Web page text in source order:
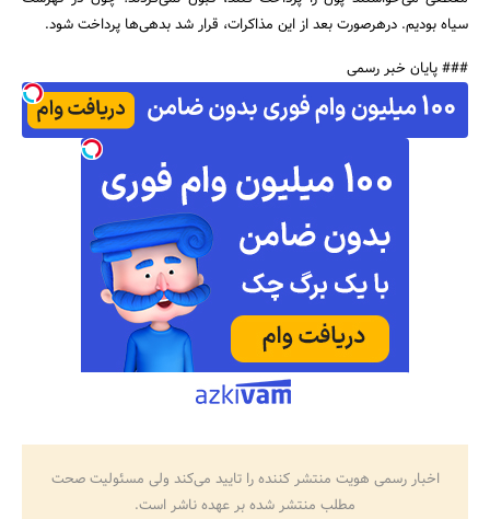
سیاه بودیم. درهرصورت بعد از این مذاکرات، قرار شد بدهی‌ها پرداخت شود.
### پایان خبر رسمی
اخبار رسمی هویت منتشر کننده را تایید می‌کند ولی مسئولیت صحت
مطلب منتشر شده بر عهده ناشر است.